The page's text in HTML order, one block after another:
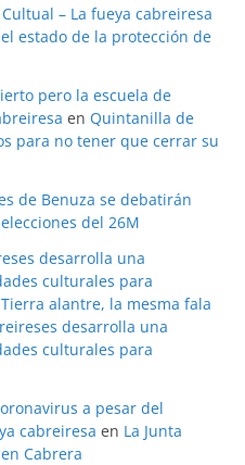
– La fueya cabreiresa
estado de la protección de
pero la escuela de
en Quintanilla de
para no tener que cerrar su
de Benuza se debatirán
del 26M
desarrolla una
culturales para
alantre, la mesma fala
desarrolla una
culturales para
a pesar del
cabreiresa en La Junta
Cabrera